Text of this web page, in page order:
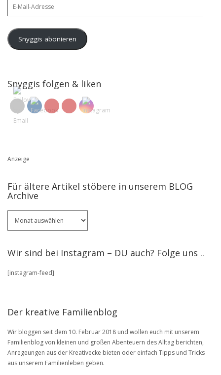
Snyggis abonieren
Snyggis folgen & liken
Anzeige
Für ältere Artikel stöbere in unserem BLOG
Archive
ältere
in
BLOG
Wir sind bei Instagram – DU auch? Folge uns ..
[instagram-feed]
Der kreative Familienblog
Wir bloggen seit dem 10. Februar 2018 und wollen euch mit unserem
Familienblog von kleinen und großen Abenteuern des Alltag berichten,
Anregeungen aus der Kreativecke bieten oder einfach Tipps und Tricks
aus unserem Familienleben geben.